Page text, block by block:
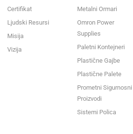
Certifikat
Ljudski Resursi
Misija
Vizija
Metalni Ormari
Omron Power
Supplies
Paletni Kontejneri
Plastične Gajbe
Plastične Palete
Prometni Sigurnosni
Proizvodi
Sistemi Polica